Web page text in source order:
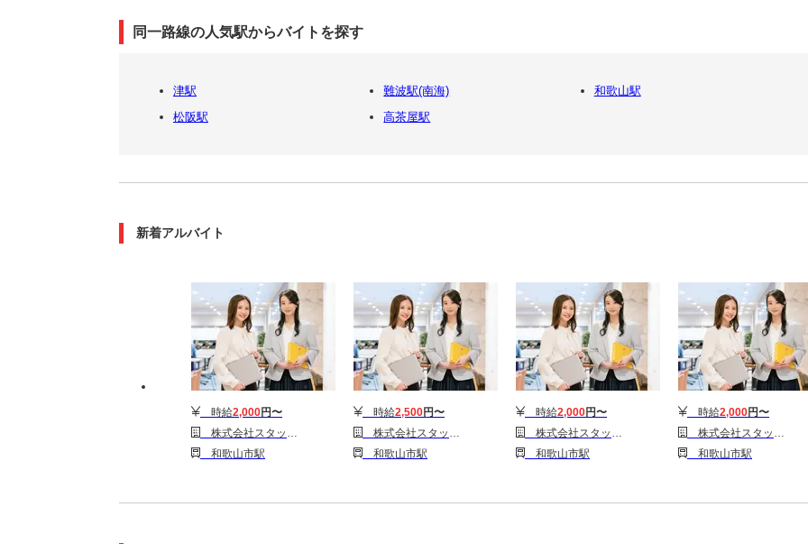
同一路線の人気駅からバイトを探す
津駅 難波駅(南海)
和歌山駅
松阪駅
高茶屋駅
新着アルバイト
時給2,000円〜
株式会社スタッフサービス/A40411
和歌山市駅
時給2,500円〜
株式会社スタッフサービス/A37127
和歌山市駅
時給2,000円〜
株式会社スタッフサービス/A36757
和歌山市駅
時給2,000円〜
株式会社スタッフサービス/A36754
和歌山市駅